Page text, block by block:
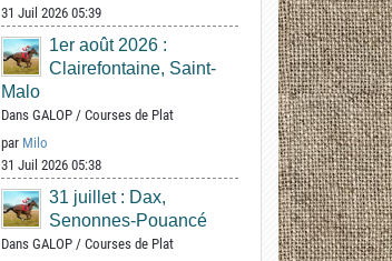
31 Juil 2026 05:39
1er août 2026 :
Clairefontaine, Saint-
Malo
Dans GALOP / Courses de Plat
par Milo
31 Juil 2026 05:38
31 juillet : Dax,
Senonnes-Pouancé
Dans GALOP / Courses de Plat